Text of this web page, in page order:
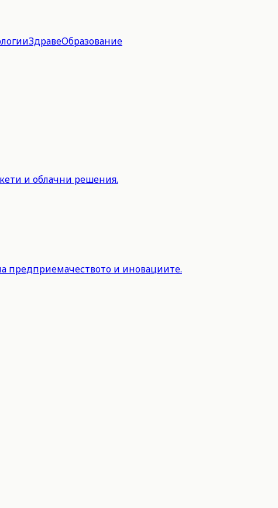
ЗдравеОбразование
и облачни решения.
предприемачеството и иновациите.